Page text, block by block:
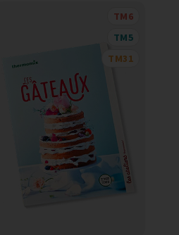
TM6
TM5
TM31